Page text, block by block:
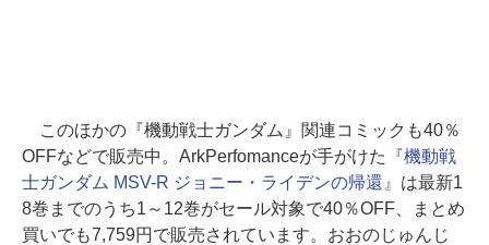
このほかの『機動戦士ガンダム』関連コミックも40％
OFFなどで販売中。ArkPerfomanceが手がけた 『機動戦
士ガンダム MSV-R ジョニー・ライデンの帰還』 は最新1
8巻までのうち1～12巻がセール対象で40％OFF、まとめ
買いでも7,759円で販売されています。おおのじゅんじ